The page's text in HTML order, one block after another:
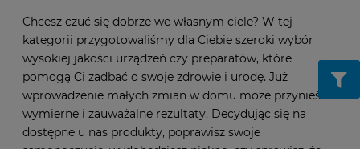
Chcesz czuć się dobrze we własnym ciele? W tej
kategorii przygotowaliśmy dla Ciebie szeroki wybór
wysokiej jakości urządzeń czy preparatów, które
pomogą Ci zadbać o swoje zdrowie i urodę. Już
wprowadzenie małych zmian w domu może przynieść
wymierne i zauważalne rezultaty. Decydując się na
dostępne u nas produkty, poprawisz swoje